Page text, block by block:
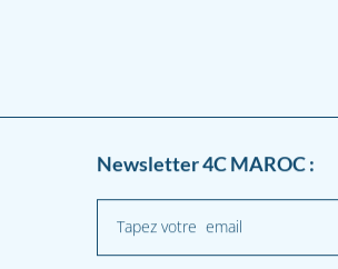
Newsletter 4C MAROC :